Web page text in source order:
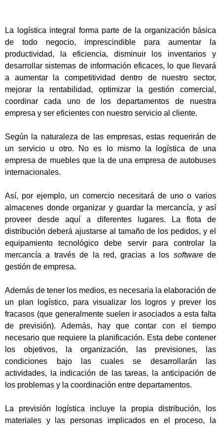
La logística integral
forma parte de la organización básica
de todo negocio, imprescindible para aumentar la
productividad, la eficiencia, disminuir los inventarios y
desarrollar sistemas de información eficaces, lo que llevará
a aumentar la competitividad dentro de nuestro sector,
mejorar la rentabilidad, optimizar la gestión comercial,
coordinar cada uno de los departamentos de nuestra
empresa y ser eficientes con nuestro servicio al cliente.
Según la naturaleza de las empresas, estas requerirán de
un servicio u otro. No es lo mismo la logística de una
empresa de mueblesque la de una empresa deautobuses
internacionales.
Así, por ejemplo, un comercio necesitará de uno o varios
almacenes donde organizar y guardar la mercancía, y así
proveer desde aquí a diferentes lugares. La flota de
distribución deberá ajustarse al tamaño de los pedidos, y el
equipamiento tecnológico debe servir para controlar la
mercancía a través de la red, gracias a los softwarede
gestión de empresa.
Además de tener los medios, es necesaria la elaboración de
un plan logístico, para visualizar los logros y prever los
fracasos (que generalmente suelen ir asociados a esta falta
de previsión). Además, hay que contar con el tiempo
necesario que requiere la planificación. Esta debe contener
los objetivos, la organización, las previsiones, las
condiciones bajo las cuales se desarrollarán las
actividades, la indicación de las tareas, la anticipación de
los problemas y la coordinación entre departamentos.
La previsión logística incluye la propia distribución, los
materiales y las personas implicados en el proceso, la